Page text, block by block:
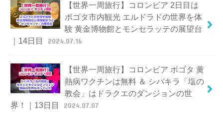
【世界一周旅行】コロンビア 2日目は
ボゴタ市内観光 エルドラドの世界を体
験 黄金博物館とモンセラッテの展望台
｜14日目
2024.07.16
【世界一周旅行】コロンビア ボゴタ 黄
熱病ワクチンは無料 ＆ シパキラ「塩の
教会」はドラクエのダンジョンの世
界！｜13日目
2024.07.07